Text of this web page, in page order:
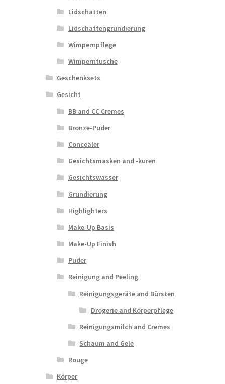
Lidschatten
Lidschattengrundierung
Wimpernpflege
Wimperntusche
Geschenksets
Gesicht
BB and CC Cremes
Bronze-Puder
Concealer
Gesichtsmasken and -kuren
Gesichtswasser
Grundierung
Highlighters
Make-Up Basis
Make-Up Finish
Puder
Reinigung and Peeling
Reinigungsgeräte and Bürsten
Drogerie and Körperpflege
Reinigungsmilch and Cremes
Schaum and Gele
Rouge
Körper